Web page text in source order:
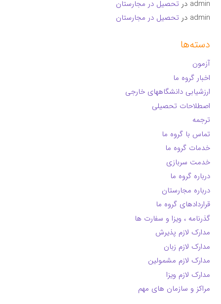
admin در تحصیل در مجارستان
admin در تحصیل در مجارستان
دسته‌ها
آزمون
اخبار گروه ما
ارزشیابی دانشگاههای خارجی
اصطلاحات تحصیلی
ترجمه
تماس با گروه ما
خدمات گروه ما
خدمت سربازی
درباره گروه ما
درباره مجارستان
قراردادهای گروه ما
گذرنامه ، ویزا و سفارت ها
مدارک لازم پذیرش
مدارک لازم زبان
مدارک لازم مشمولین
مدارک لازم ویزا
مراکز و سازمان های مهم